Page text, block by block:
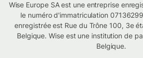
Wise Europe SA est une entreprise
le numéro d'immatriculation
enregistrée est Rue du Trône 100, 3e
Belgique. Wise est une institution de
Belgique.